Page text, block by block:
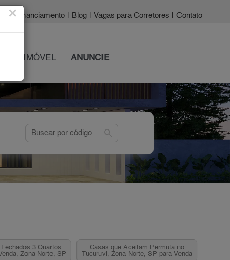
| Financiamento Blog Vagas para Corretores Contato
SEU IMÓVEL ANUNCIE
search
3 Quartos
Zona Norte, SP
Casas que Aceitam Permuta no
Tucuruvi, Zona Norte, SP para Venda
×